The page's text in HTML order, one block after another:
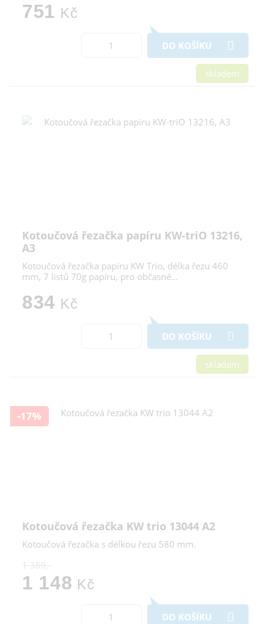
751 Kč
DO KOŠÍKU
skladem
Kotoučová řezačka papíru KW-triO 13216,
A3
Kotoučová řezačka papíru KW Trio, délka řezu 460
mm, 7 listů 70g papíru, pro občasné…
834 Kč
DO KOŠÍKU
skladem
-17%
Kotoučová řezačka KW trio 13044 A2
Kotoučová řezačka s délkou řezu 580 mm.
1 389,-
1 148 Kč
DO KOŠÍKU